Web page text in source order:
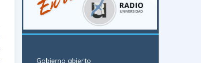
Gobierno abierto